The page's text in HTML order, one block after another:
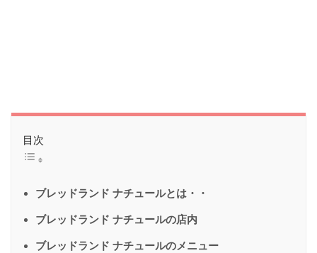
目次
ブレッドランド ナチュールとは・・
ブレッドランド ナチュールの店内
ブレッドランド ナチュールのメニュー